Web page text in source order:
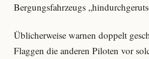
Bergungsfahrzeugs
Üblicherweise warnen doppelt
Flaggen die anderen Piloten vor